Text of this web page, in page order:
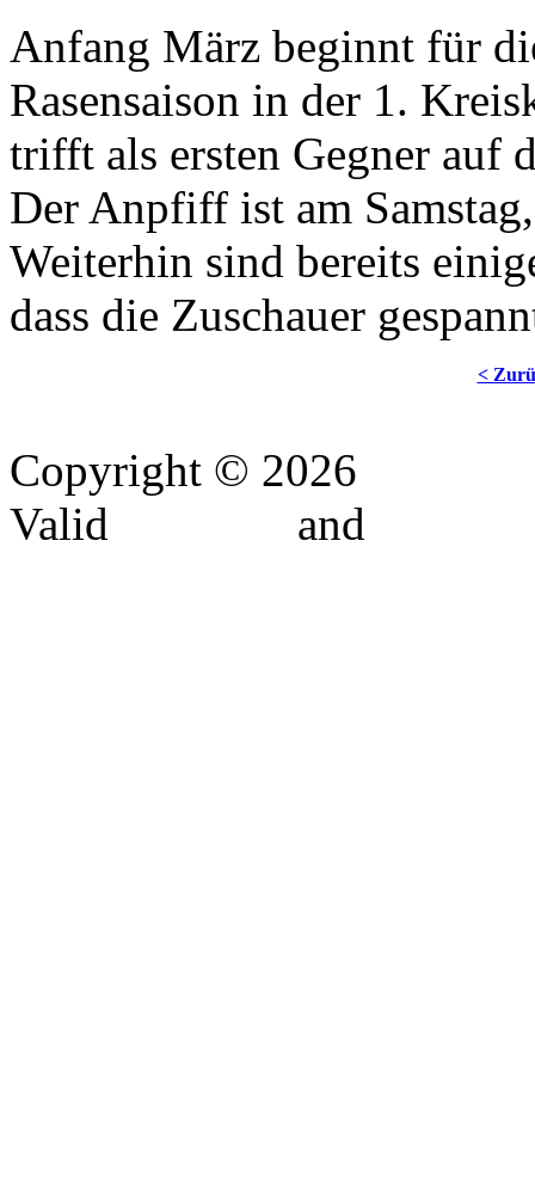
Anfang März beginnt für
Rasensaison in der 1.
trifft als ersten Gegner auf
Der Anpfiff ist am
Weiterhin sind bereits
dass die Zuschauer
<
Copyright © 2026
Valid
and